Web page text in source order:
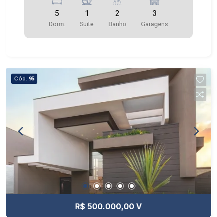
5
Dorm.
1
Suite
2
Banho
3
Garagens
Cód. 95
R$ 500.000,00 V